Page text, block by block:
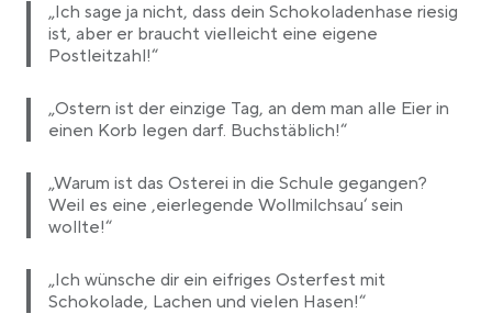
„Ich sage ja nicht, dass dein Schokoladenhase riesig
ist, aber er braucht vielleicht eine eigene
Postleitzahl!“
„Ostern ist der einzige Tag, an dem man alle Eier in
einen Korb legen darf. Buchstäblich!“
„Warum ist das Osterei in die Schule gegangen?
Weil es eine ‚eierlegende Wollmilchsau‘ sein
wollte!“
„Ich wünsche dir ein eifriges Osterfest mit
Schokolade, Lachen und vielen Hasen!“